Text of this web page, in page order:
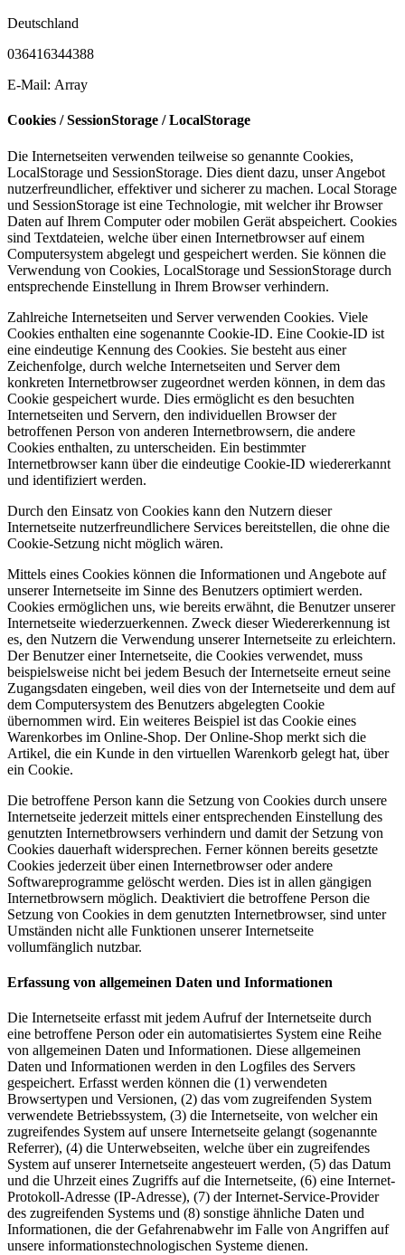
Deutschland
036416344388
E-Mail: Array
Cookies / SessionStorage / LocalStorage
Die Internetseiten verwenden teilweise so genannte Cookies,
LocalStorage und SessionStorage. Dies dient dazu, unser Angebot
nutzerfreundlicher, effektiver und sicherer zu machen. Local Storage
und SessionStorage ist eine Technologie, mit welcher ihr Browser
Daten auf Ihrem Computer oder mobilen Gerät abspeichert. Cookies
sind Textdateien, welche über einen Internetbrowser auf einem
Computersystem abgelegt und gespeichert werden. Sie können die
Verwendung von Cookies, LocalStorage und SessionStorage durch
entsprechende Einstellung in Ihrem Browser verhindern.
Zahlreiche Internetseiten und Server verwenden Cookies. Viele
Cookies enthalten eine sogenannte Cookie-ID. Eine Cookie-ID ist
eine eindeutige Kennung des Cookies. Sie besteht aus einer
Zeichenfolge, durch welche Internetseiten und Server dem
konkreten Internetbrowser zugeordnet werden können, in dem das
Cookie gespeichert wurde. Dies ermöglicht es den besuchten
Internetseiten und Servern, den individuellen Browser der
betroffenen Person von anderen Internetbrowsern, die andere
Cookies enthalten, zu unterscheiden. Ein bestimmter
Internetbrowser kann über die eindeutige Cookie-ID wiedererkannt
und identifiziert werden.
Durch den Einsatz von Cookies kann den Nutzern dieser
Internetseite nutzerfreundlichere Services bereitstellen, die ohne die
Cookie-Setzung nicht möglich wären.
Mittels eines Cookies können die Informationen und Angebote auf
unserer Internetseite im Sinne des Benutzers optimiert werden.
Cookies ermöglichen uns, wie bereits erwähnt, die Benutzer unserer
Internetseite wiederzuerkennen. Zweck dieser Wiedererkennung ist
es, den Nutzern die Verwendung unserer Internetseite zu erleichtern.
Der Benutzer einer Internetseite, die Cookies verwendet, muss
beispielsweise nicht bei jedem Besuch der Internetseite erneut seine
Zugangsdaten eingeben, weil dies von der Internetseite und dem auf
dem Computersystem des Benutzers abgelegten Cookie
übernommen wird. Ein weiteres Beispiel ist das Cookie eines
Warenkorbes im Online-Shop. Der Online-Shop merkt sich die
Artikel, die ein Kunde in den virtuellen Warenkorb gelegt hat, über
ein Cookie.
Die betroffene Person kann die Setzung von Cookies durch unsere
Internetseite jederzeit mittels einer entsprechenden Einstellung des
genutzten Internetbrowsers verhindern und damit der Setzung von
Cookies dauerhaft widersprechen. Ferner können bereits gesetzte
Cookies jederzeit über einen Internetbrowser oder andere
Softwareprogramme gelöscht werden. Dies ist in allen gängigen
Internetbrowsern möglich. Deaktiviert die betroffene Person die
Setzung von Cookies in dem genutzten Internetbrowser, sind unter
Umständen nicht alle Funktionen unserer Internetseite
vollumfänglich nutzbar.
Erfassung von allgemeinen Daten und Informationen
Die Internetseite erfasst mit jedem Aufruf der Internetseite durch
eine betroffene Person oder ein automatisiertes System eine Reihe
von allgemeinen Daten und Informationen. Diese allgemeinen
Daten und Informationen werden in den Logfiles des Servers
gespeichert. Erfasst werden können die (1) verwendeten
Browsertypen und Versionen, (2) das vom zugreifenden System
verwendete Betriebssystem, (3) die Internetseite, von welcher ein
zugreifendes System auf unsere Internetseite gelangt (sogenannte
Referrer), (4) die Unterwebseiten, welche über ein zugreifendes
System auf unserer Internetseite angesteuert werden, (5) das Datum
und die Uhrzeit eines Zugriffs auf die Internetseite, (6) eine Internet-
Protokoll-Adresse (IP-Adresse), (7) der Internet-Service-Provider
des zugreifenden Systems und (8) sonstige ähnliche Daten und
Informationen, die der Gefahrenabwehr im Falle von Angriffen auf
unsere informationstechnologischen Systeme dienen.